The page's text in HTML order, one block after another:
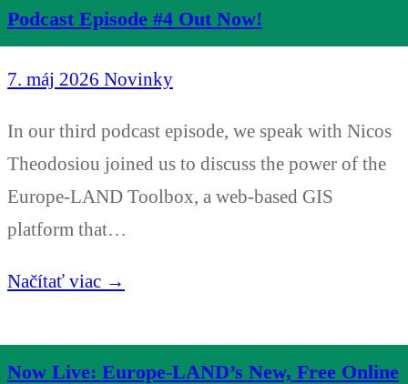
Podcast Episode #4 Out Now!
7. máj 2026 Novinky
In our third podcast episode, we speak with Nicos
Theodosiou joined us to discuss the power of the
Europe-LAND Toolbox, a web-based GIS
platform that…
Načítať viac →
Now Live: Europe-LAND’s New, Free Online